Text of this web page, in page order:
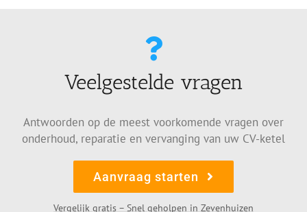
Veelgestelde vragen
Antwoorden op de meest voorkomende vragen over
onderhoud, reparatie en vervanging van uw CV-ketel
Aanvraag starten
Vergelijk gratis – Snel geholpen in Zevenhuizen